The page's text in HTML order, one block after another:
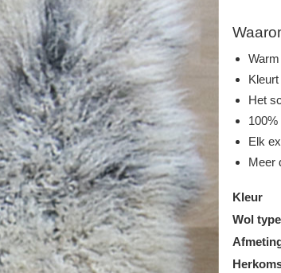
Het
Elk
Meer
Kleur
Wol type